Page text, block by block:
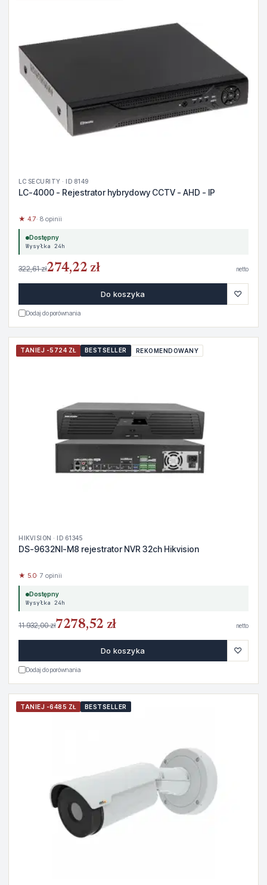
LC SECURITY · ID 8149
LC-4000 - Rejestrator hybrydowy CCTV - AHD - IP
★ 4.7· 8 opinii
Dostępny
Wysyłka 24h
322,61 zł274,22 zł netto
Do koszyka ♡
Dodaj do porównania
TANIEJ -5724 ZŁ BESTSELLER REKOMENDOWANY
HIKVISION · ID 61345
DS-9632NI-M8 rejestrator NVR 32ch Hikvision
★ 5.0· 7 opinii
Dostępny
Wysyłka 24h
11 932,00 zł7278,52 zł netto
Do koszyka ♡
Dodaj do porównania
TANIEJ -6485 ZŁ BESTSELLER